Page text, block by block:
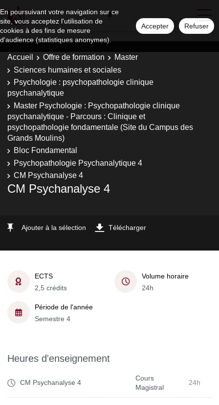
En poursuivant votre navigation sur ce
site, vous acceptez l'utilisation de
cookies à des fins de mesure
d'audience (statistiques anonymes).
Accepter Refuser
Accueil Offre de formation
Master
Sciences humaines et sociales
Psychologie : psychopathologie clinique
psychanalytique
Master Psychologie : Psychopathologie clinique
psychanalytique - Parcours : Clinique et
psychopathologie fondamentale (Site du Campus des
Grands Moulins)
Bloc Fondamental
Psychopathologie Psychanalytique 4
CM Psychanalyse 4
CM Psychanalyse 4
Ajouter à la sélection Télécharger
ECTS
2,5 crédits
Volume horaire
24h
Période de l'année
Semestre 4
Heures d'enseignement
CM Psychanalyse 4
Cours
Magistral
24h